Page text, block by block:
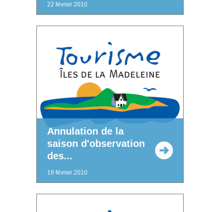
22 février 2010
Annulation de la
saison d'observation
des...
19 février 2010